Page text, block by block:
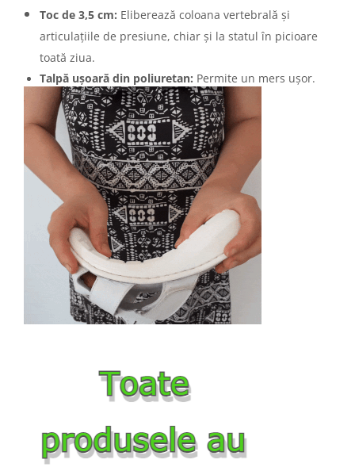
Toc de 3,5 cm: Eliberează coloana vertebrală și
articulațiile de presiune, chiar și la statul în picioare
toată ziua.
Talpă ușoară din poliuretan: Permite un mers ușor.